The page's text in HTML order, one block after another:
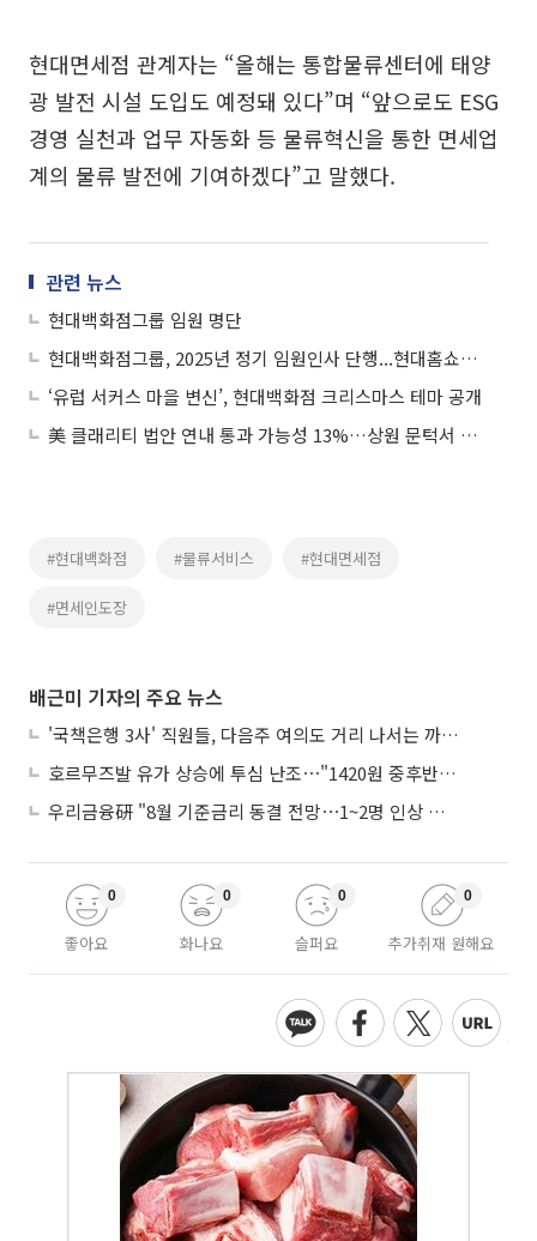
현대면세점 관계자는 “올해는 통합물류센터에 태양
광 발전 시설 도입도 예정돼 있다”며 “앞으로도 ESG
경영 실천과 업무 자동화 등 물류혁신을 통한 면세업
계의 물류 발전에 기여하겠다”고 말했다.
관련 뉴스
현대백화점그룹 임원 명단
현대백화점그룹, 2025년 정기 임원인사 단행...현대홈쇼핑 회장에 정교선
‘유럽 서커스 마을 변신’, 현대백화점 크리스마스 테마 공개
美 클래리티 법안 연내 통과 가능성 13%…상원 문턱서 제동
#현대백화점 #물류서비스 #현대면세점
#면세인도장
배근미 기자의 주요 뉴스
'국책은행 3사' 직원들, 다음주 여의도 거리 나서는 까닭은
호르무즈발 유가 상승에 투심 난조⋯"1420원 중후반 등락"
우리금융硏 "8월 기준금리 동결 전망⋯1~2명 인상 소수의견 낼 것"
좋아요
0
화나요
0
슬퍼요
0
추가취재 원해요
0